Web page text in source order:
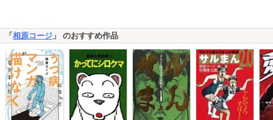
「 相原コージ 」 のおすすめ作品